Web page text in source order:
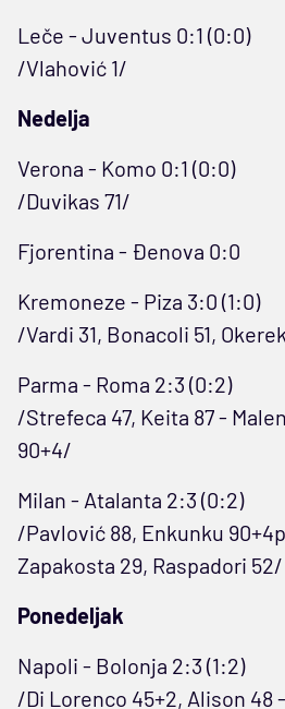
Leče - Juventus 0:1 (0:0)
/Vlahović 1/
Nedelja
Verona - Komo 0:1 (0:0)
/Duvikas 71/
Fjorentina - Đenova 0:0
Kremoneze - Piza 3:0 (1:0)
/Vardi 31, Bonacoli 51,
Parma - Roma 2:3 (0:2)
/Strefeca 47, Keita 87 -
90+4/
Milan - Atalanta 2:3 (0:2)
/Pavlović 88, Enkunku
Zapakosta 29, Raspadori 52/
Ponedeljak
Napoli - Bolonja 2:3 (1:2)
/Di Lorenco 45+2, Alison 48